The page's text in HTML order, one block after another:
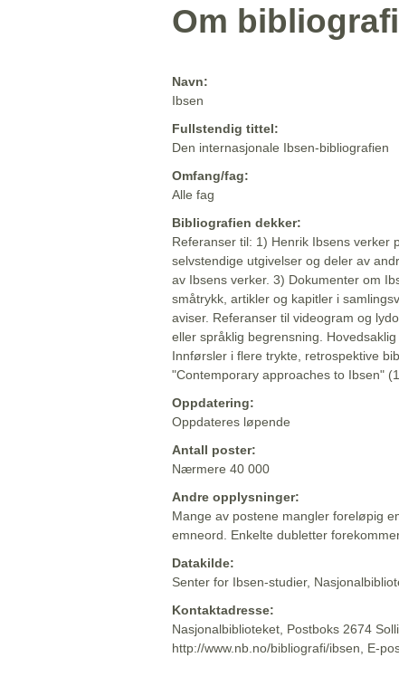
Om
Navn:
Ibsen
Fullstendig tittel:
Den internasjonale Ibsen-bibliografien
Omfang/fag:
Alle fag
Bibliografien dekker:
Referanser til: 1) Henrik Ibsens verker
selvstendige utgivelser og deler av
av Ibsens verker. 3) Dokumenter om
småtrykk, artikler og kapitler i
aviser. Referanser til videogram og
eller språklig begrensning.
Innførsler i flere trykte, retrospektive
"Contemporary approaches to Ibsen"
Oppdatering:
Oppdateres løpende
Antall poster:
Nærmere 40 000
Andre opplysninger:
Mange av postene mangler foreløpig
emneord. Enkelte dubletter
Datakilde:
Senter for Ibsen-studier,
Kontaktadresse:
Nasjonalbiblioteket, Postboks 2674
http://www.nb.no/bibliografi/ibsen, E-